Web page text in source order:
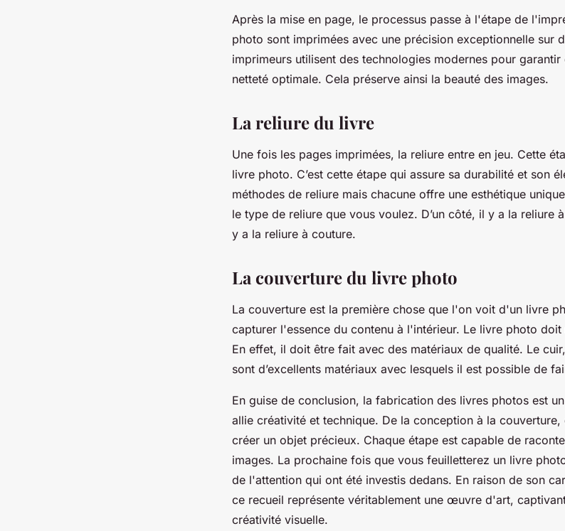
Après la mise en page, le processus passe à l'étape de
photo sont imprimées avec une précision exceptionnelle sur
imprimeurs utilisent des technologies modernes pour
netteté optimale. Cela préserve ainsi la beauté des images.
La reliure du livre
Une fois les pages imprimées, la reliure entre en jeu. Cette
livre photo. C’est cette étape qui assure sa durabilité et son
méthodes de reliure mais chacune offre une esthétique
le type de reliure que vous voulez. D’un côté, il y a la reliure
y a la reliure à couture.
La couverture du livre photo
La couverture est la première chose que l'on voit d'un livre
capturer l'essence du contenu à l'intérieur. Le livre photo
En effet, il doit être fait avec des matériaux de qualité. Le
sont d’excellents matériaux avec lesquels il est possible de
En guise de conclusion, la fabrication des livres photos est
allie créativité et technique. De la conception à la
créer un objet précieux. Chaque étape est capable de
images. La prochaine fois que vous feuilletterez un livre
de l'attention qui ont été investis dedans. En raison de son
ce recueil représente véritablement une œuvre d'art,
créativité visuelle.